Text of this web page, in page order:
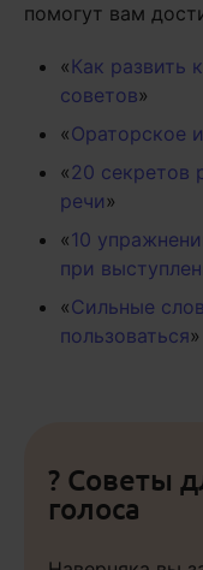
помогут вам
«Как развить
советов»
«Ораторское
«20 секретов
речи»
«10
при
«Сильные
пользоваться»
? Советы
голоса